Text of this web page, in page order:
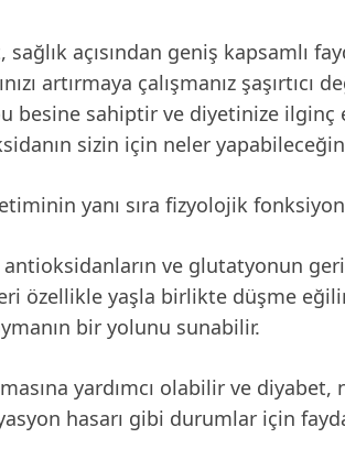
açısından geniş kapsamlı
artırmaya çalışmanız şaşırtıcı
besine sahiptir ve diyetinize ilginç
sizin için neler
yanı sıra fizyolojik
antioksidanların ve glutatyonun
özellikle yaşla birlikte düşme
bir yolunu sunabilir.
yardımcı olabilir ve
hasarı gibi durumlar için